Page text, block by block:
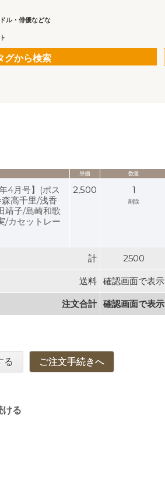
ル・俳優などな
グから検索
単価 数量
4月号】(ポス
高千里/浅香
靖子/島崎和歌
/カセットレー
2,500 1
削除
計 2500
送料 確認画面で表示
注文合計 確認画面で表示
る ご注文手続きへ
ける